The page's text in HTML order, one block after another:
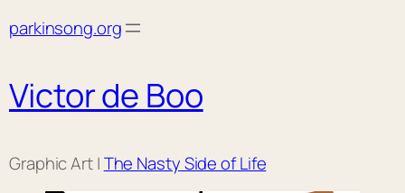
toparkinsong.org
Victor de Boo
Graphic Art |The Nasty Side of Life